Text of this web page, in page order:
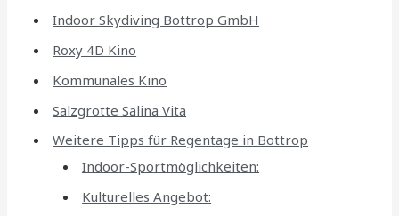
Indoor Skydiving Bottrop GmbH
Roxy 4D Kino
Kommunales Kino
Salzgrotte Salina Vita
Weitere Tipps für Regentage in Bottrop
Indoor-Sportmöglichkeiten:
Kulturelles Angebot: